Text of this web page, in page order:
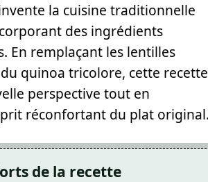
la cuisine traditionnelle
des ingrédients
En remplaçant les lentilles
quinoa tricolore, cette recette
perspective tout en
réconfortant du plat
de la recette